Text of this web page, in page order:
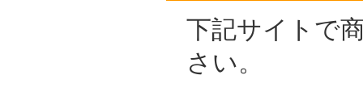
下記サイトで
さい。